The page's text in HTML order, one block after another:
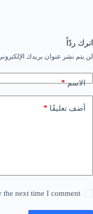
اترك ردّاً
لن يتم نشر عنوان بريدك
الاسم*
أضف تعليقًا *
next time I comment.